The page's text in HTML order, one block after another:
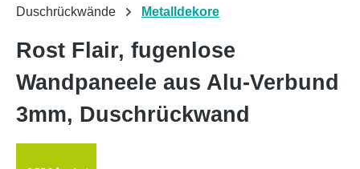
Duschrückwände Metalldekore
Rost Flair, fugenlose
Wandpaneele aus Alu-Verbund
3mm, Duschrückwand